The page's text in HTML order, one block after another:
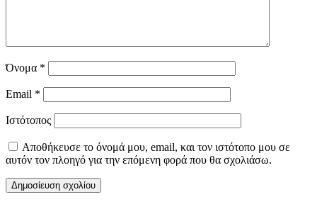
Όνομα *
Email *
Ιστότοπος
Αποθήκευσε το όνομά μου, email, και τον ιστότοπο μου σε
αυτόν τον πλοηγό για την επόμενη φορά που θα σχολιάσω.